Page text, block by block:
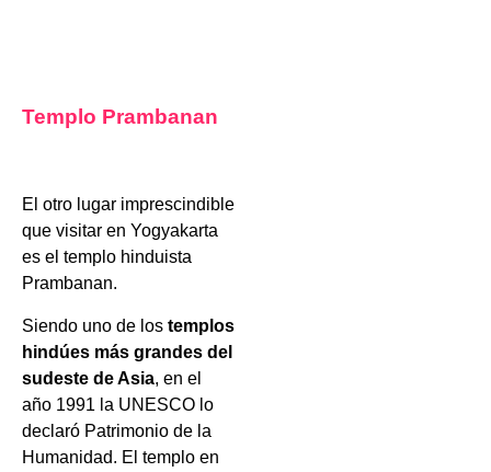
Templo Prambanan
El otro lugar imprescindible
que visitar en Yogyakarta
es el templo hinduista
Prambanan.
Siendo uno de los templos
hindúes más grandes del
sudeste de Asia, en el
año 1991 la UNESCO lo
declaró Patrimonio de la
Humanidad. El templo en